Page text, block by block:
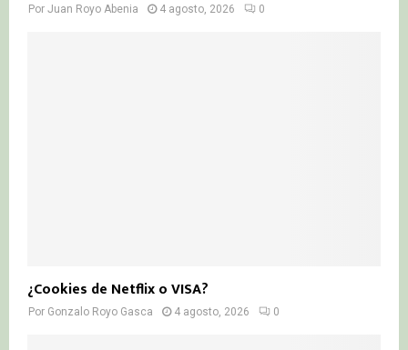
Por Juan Royo Abenia 4 agosto, 2026 0
¿Cookies de Netflix o VISA?
Por Gonzalo Royo Gasca 4 agosto, 2026 0